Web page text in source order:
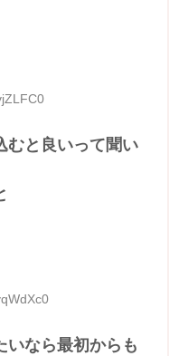
むと良いって聞い
いなら最初からも